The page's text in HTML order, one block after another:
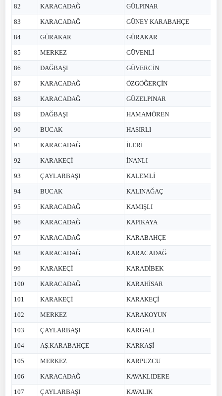
82 KARACADAĞ GÜLPINAR
83 KARACADAĞ GÜNEY KARABAHÇE
84 GÜRAKAR GÜRAKAR
85 MERKEZ GÜVENLİ
86 DAĞBAŞI GÜVERCİN
87 KARACADAĞ ÖZGÖĞERÇİN
88 KARACADAĞ GÜZELPINAR
89 DAĞBAŞI HAMAMÖREN
90 BUCAK HASIRLI
91 KARACADAĞ İLERİ
92 KARAKEÇİ İNANLI
93 ÇAYLARBAŞI KALEMLİ
94 BUCAK KALINAĞAÇ
95 KARACADAĞ KAMIŞLI
96 KARACADAĞ KAPIKAYA
97 KARACADAĞ KARABAHÇE
98 KARACADAĞ KARACADAĞ
99 KARAKEÇİ KARADİBEK
100 KARACADAĞ KARAHİSAR
101 KARAKEÇİ KARAKEÇİ
102 MERKEZ KARAKOYUN
103 ÇAYLARBAŞI KARGALI
104 AŞ.KARABAHÇE KARKAŞİ
105 MERKEZ KARPUZCU
106 KARACADAĞ KAVAKLIDERE
107 ÇAYLARBAŞI KAVALIK